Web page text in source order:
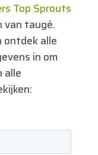
Top Sprouts
van taugé.
ontdek alle
in om
alle